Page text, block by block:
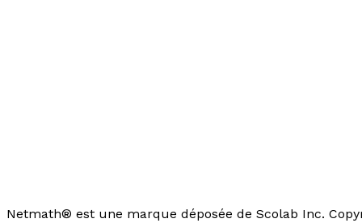
Netmath® est une marque déposée de Scolab Inc.